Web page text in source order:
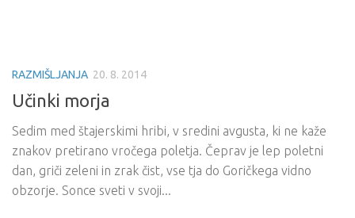
RAZMIŠLJANJA 20. 8. 2014
Učinki morja
Sedim med štajerskimi hribi, v sredini avgusta, ki ne kaže
znakov pretirano vročega poletja. Čeprav je lep poletni
dan, griči zeleni in zrak čist, vse tja do Goričkega vidno
obzorje. Sonce sveti v svoji...